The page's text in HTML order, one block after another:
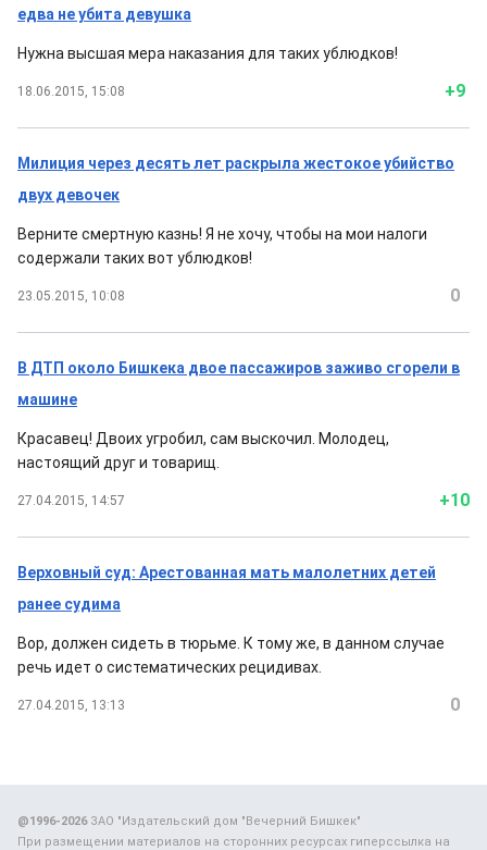
едва не убита девушка
Нужна высшая мера наказания для таких ублюдков!
18.06.2015, 15:08 +9
Милиция через десять лет раскрыла жестокое убийство
двух девочек
Верните смертную казнь! Я не хочу, чтобы на мои налоги
содержали таких вот ублюдков!
23.05.2015, 10:08 0
В ДТП около Бишкека двое пассажиров заживо сгорели в
машине
Красавец! Двоих угробил, сам выскочил. Молодец,
настоящий друг и товарищ.
27.04.2015, 14:57 +10
Верховный суд: Арестованная мать малолетних детей
ранее судима
Вор, должен сидеть в тюрьме. К тому же, в данном случае
речь идет о систематических рецидивах.
27.04.2015, 13:13 0
@1996-2026ЗАО "Издательский дом "Вечерний Бишкек"
При размещении материалов на сторонних ресурсах гиперссылка на